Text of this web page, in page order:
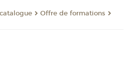
Offre de formations